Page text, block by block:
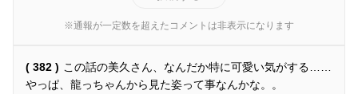
※通報が一定数を超えたコメントは非表示になります
( 382 ) この話の美久さん、なんだか特に可愛い気がする……
やっぱ、龍っちゃんから見た姿って事なんかな。。